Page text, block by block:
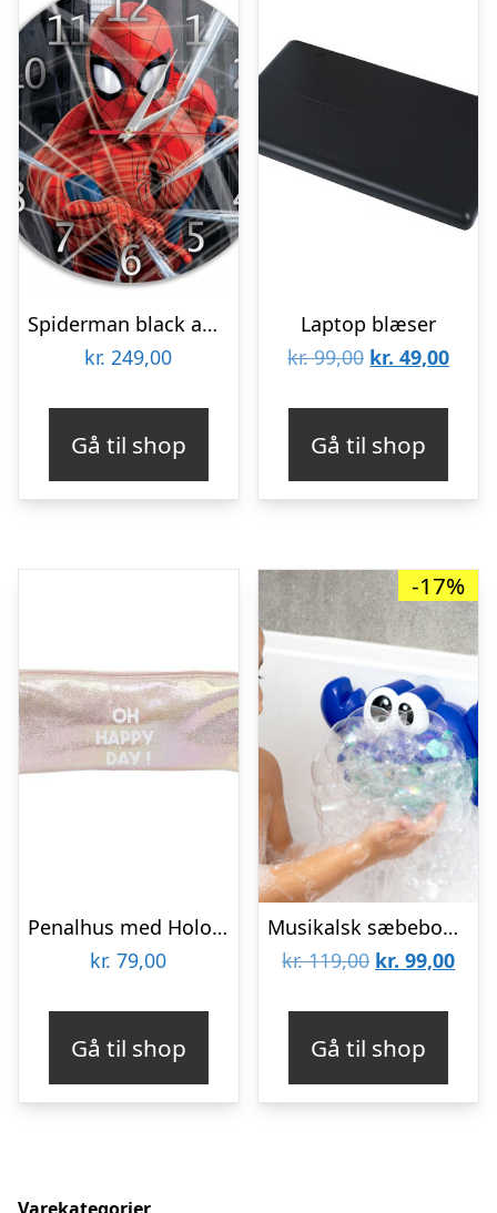
Spiderman black analogt vægur
kr. 249,00
Gå til shop
Laptop blæser
kr.99,00 Den
var:
kr. 99,00.
kr. 49,00Den
kr.
Gå til shop
Penalhus med Hologram
kr. 79,00
Gå til shop
-17%
Musikalsk sæbeboble krabbe til badet
kr.119,00 Den
var:
kr. 119,00.
kr. 99,00Den
kr.
Gå til shop